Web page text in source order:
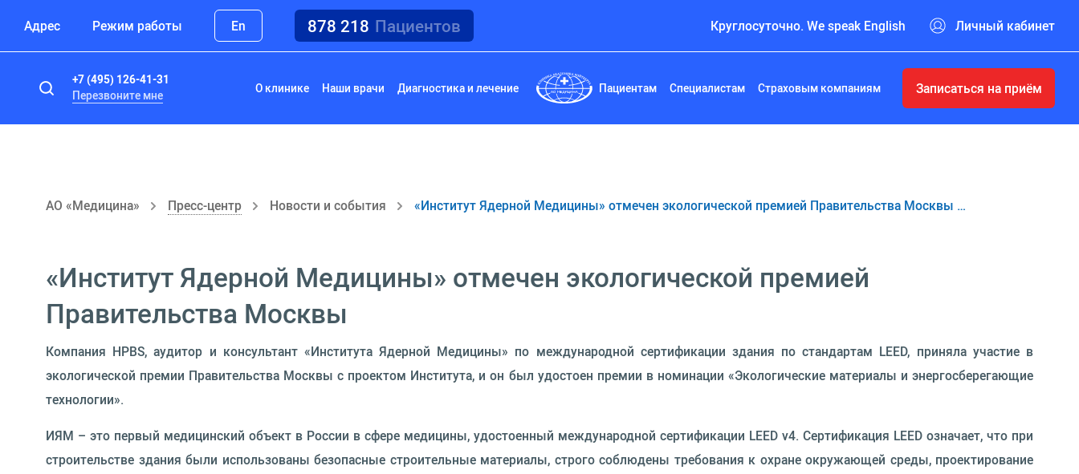
Адрес Режим работы En 878 218 Пациентов Круглосуточно. We speak English Личный кабинет
+7 (495) 126-41-31
Перезвоните мне
О клинике Наши врачи Диагностика и лечение Пациентам Специалистам Страховым компаниям Записаться на приём
АО «Медицина» Пресс-центр Новости и события «Институт Ядерной Медицины» отмечен экологической премией Правительства Москвы …
«Институт Ядерной Медицины» отмечен экологической премией
Правительства Москвы
Компания HPBS, аудитор и консультант «Института Ядерной Медицины» по международной сертификации здания по стандартам LEED, приняла участие в
экологической премии Правительства Москвы с проектом Института, и он был удостоен премии в номинации «Экологические материалы и энергосберегающие
технологии».
ИЯМ – это первый медицинский объект в России в сфере медицины, удостоенный международной сертификации LEED v4. Сертификация LEED означает, что при
строительстве здания были использованы безопасные строительные материалы, строго соблюдены требования к охране окружающей среды, проектирование